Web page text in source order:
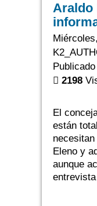
Araldo
2198
El
están
Eleno y
aunque